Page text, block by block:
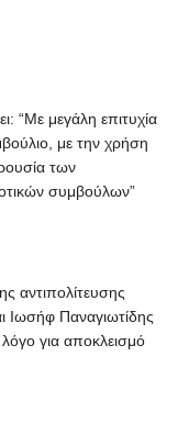
“Με μεγάλη επιτυχία
με την χρήση
των
συμβούλων”
αντιπολίτευσης
Ιωσήφ Παναγιωτίδης
για αποκλεισμό